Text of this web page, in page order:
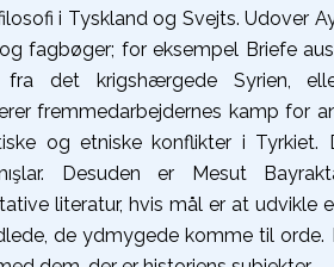
i Tyskland og Svejts. Udover
fagbøger; for eksempel Briefe
det krigshærgede Syrien,
fremmedarbejdernes kamp for
og etniske konflikter i
Desuden er Mesut
literatur, hvis mål er at udvikle
de ydmygede komme til